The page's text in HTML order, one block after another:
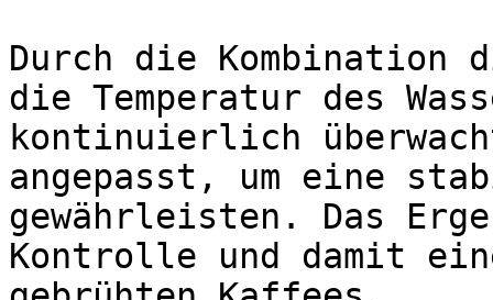
Durch die Kombination
die Temperatur des
kontinuierlich
angepasst, um eine
gewährleisten. Das
Kontrolle und damit